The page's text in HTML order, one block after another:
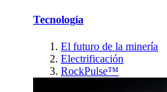
Tecnología
El futuro de la minería
Electrificación
RockPulse™